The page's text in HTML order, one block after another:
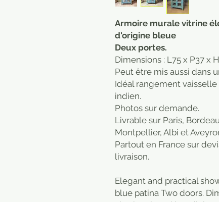
Armoire murale vitrine
d'origine bleue
Deux portes.
Dimensions : L75 x P37 x
Peut être mis aussi dans
Idéal rangement
indien.
Photos sur demande.
Livrable sur Paris,
Montpellier, Albi et
Partout en France sur
livraison.
Elegant and practical
blue patina Two doors.